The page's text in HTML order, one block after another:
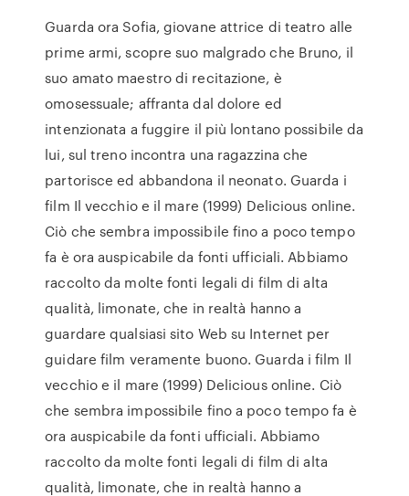
Guarda ora Sofia, giovane attrice di teatro alle
prime armi, scopre suo malgrado che Bruno, il
suo amato maestro di recitazione, è
omosessuale; affranta dal dolore ed
intenzionata a fuggire il più lontano possibile da
lui, sul treno incontra una ragazzina che
partorisce ed abbandona il neonato. Guarda i
film Il vecchio e il mare (1999) Delicious online.
Ciò che sembra impossibile fino a poco tempo
fa è ora auspicabile da fonti ufficiali. Abbiamo
raccolto da molte fonti legali di film di alta
qualità, limonate, che in realtà hanno a
guardare qualsiasi sito Web su Internet per
guidare film veramente buono. Guarda i film Il
vecchio e il mare (1999) Delicious online. Ciò
che sembra impossibile fino a poco tempo fa è
ora auspicabile da fonti ufficiali. Abbiamo
raccolto da molte fonti legali di film di alta
qualità, limonate, che in realtà hanno a